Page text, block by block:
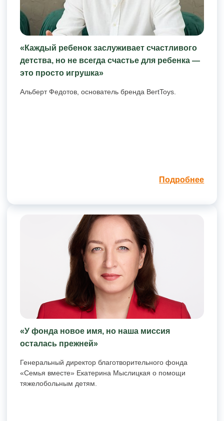
«Каждый ребенок заслуживает счастливого
детства, но не всегда счастье для ребенка —
это просто игрушка»
Альберт Федотов, основатель бренда BertToys.
Подробнее
«У фонда новое имя, но наша миссия
осталась прежней»
Генеральный директор благотворительного фонда
«Семья вместе» Екатерина Мыслицкая о помощи
тяжелобольным детям.